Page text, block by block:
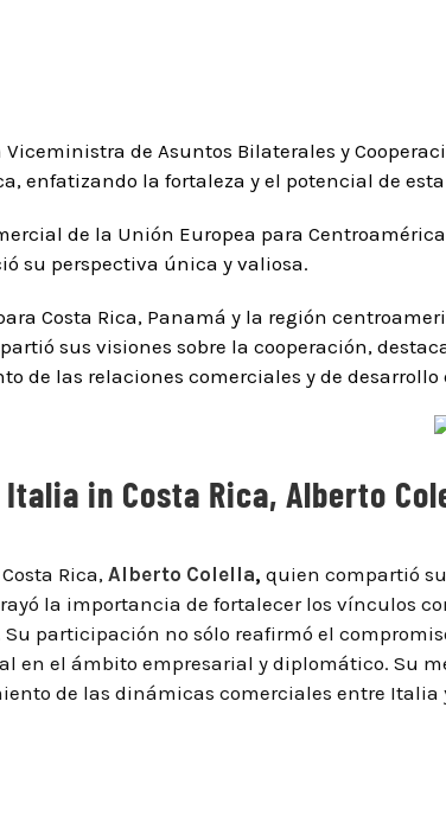
Viceministra de Asuntos Bilaterales y
enfatizando la fortaleza y el potencial de
de la Unión Europea para
su perspectiva única y valiosa.
Costa Rica, Panamá y la región
sus visiones sobre la cooperación,
de las relaciones comerciales y de desarrollo
in Costa Rica, Alberto
Rica, Alberto Colella, quien compartió
la importancia de fortalecer los vínculos
participación no sólo reafirmó el
el ámbito empresarial y diplomático. Su
de las dinámicas comerciales entre Italia